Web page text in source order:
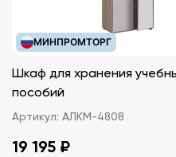
МИНПРОМТОРГ
Шкаф для хранения
пособий
Артикул: АЛКМ-4808
19 195 ₽